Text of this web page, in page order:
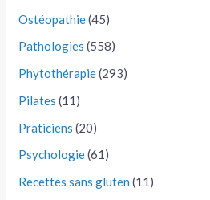
Ostéopathie(45)
Pathologies (558)
Phytothérapie(293)
Pilates (11)
Praticiens (20)
Psychologie(61)
Recettes sans gluten (11)